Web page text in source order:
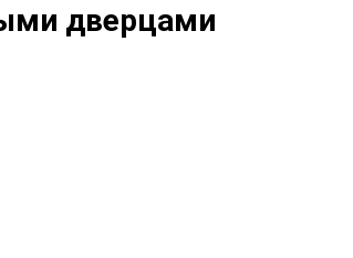
дверцами